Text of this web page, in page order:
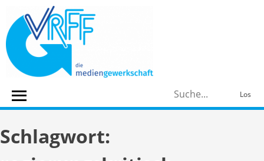
content
Los
Schlagwort: